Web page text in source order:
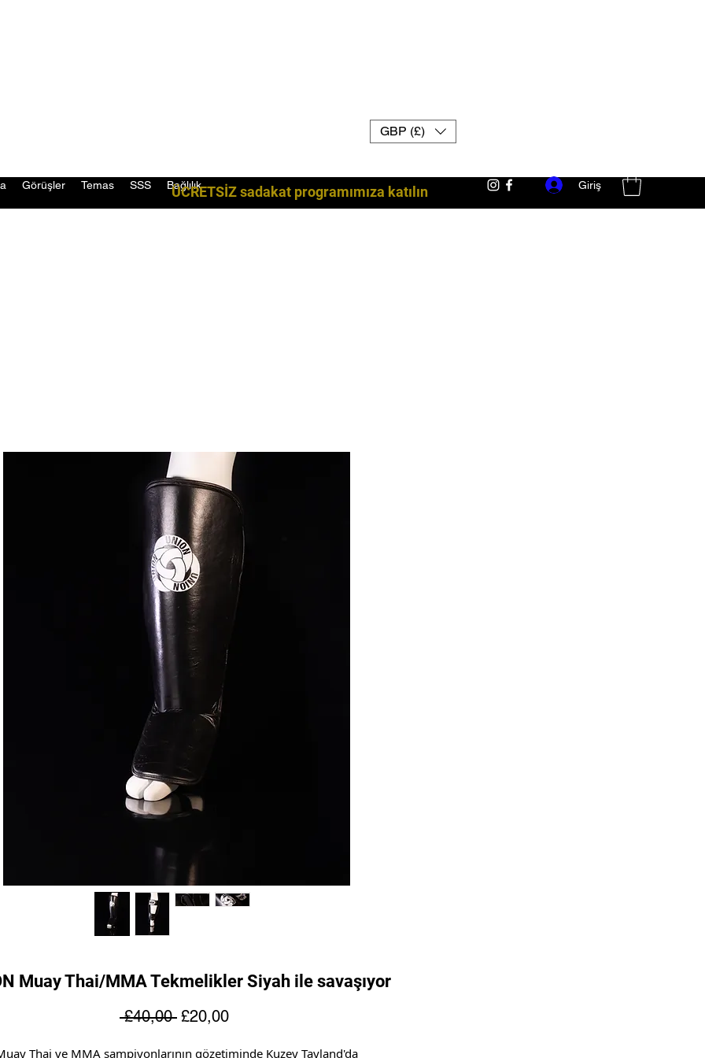
GBP (£)
Görüşler Temas SSS Bağlılık Giriş
ÜCRETSİZ sadakat programımıza katılın
Muay Thai/MMA Tekmelikler Siyah ile savaşıyor
£40,00 Normal
£20,00İndirimli
Thai ve MMA şampiyonlarının gözetiminde Kuzey Tayland'da